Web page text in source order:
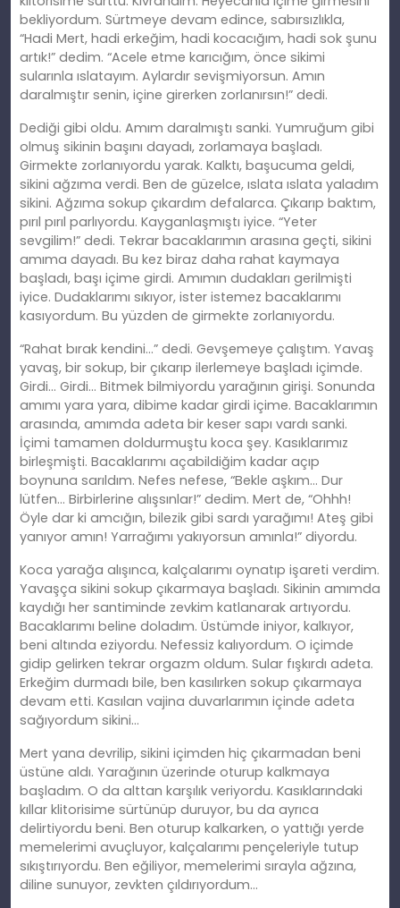
bekliyordum. Sürtmeye devam edince, sabırsızlıkla,
“Hadi Mert, hadi erkeğim, hadi kocacığım, hadi sok şunu
artık!” dedim. “Acele etme karıcığım, önce sikimi
sularınla ıslatayım. Aylardır sevişmiyorsun. Amın
daralmıştır senin, içine girerken zorlanırsın!” dedi.
Dediği gibi oldu. Amım daralmıştı sanki. Yumruğum gibi
olmuş sikinin başını dayadı, zorlamaya başladı.
Girmekte zorlanıyordu yarak. Kalktı, başucuma geldi,
sikini ağzıma verdi. Ben de güzelce, ıslata ıslata yaladım
sikini. Ağzıma sokup çıkardım defalarca. Çıkarıp baktım,
pırıl pırıl parlıyordu. Kayganlaşmıştı iyice. “Yeter
sevgilim!” dedi. Tekrar bacaklarımın arasına geçti, sikini
amıma dayadı. Bu kez biraz daha rahat kaymaya
başladı, başı içime girdi. Amımın dudakları gerilmişti
iyice. Dudaklarımı sıkıyor, ister istemez bacaklarımı
kasıyordum. Bu yüzden de girmekte zorlanıyordu.
“Rahat bırak kendini…” dedi. Gevşemeye çalıştım. Yavaş
yavaş, bir sokup, bir çıkarıp ilerlemeye başladı içimde.
Girdi… Girdi… Bitmek bilmiyordu yarağının girişi. Sonunda
amımı yara yara, dibime kadar girdi içime. Bacaklarımın
arasında, amımda adeta bir keser sapı vardı sanki.
İçimi tamamen doldurmuştu koca şey. Kasıklarımız
birleşmişti. Bacaklarımı açabildiğim kadar açıp
boynuna sarıldım. Nefes nefese, “Bekle aşkım… Dur
lütfen… Birbirlerine alışsınlar!” dedim. Mert de, “Ohhh!
Öyle dar ki amcığın, bilezik gibi sardı yarağımı! Ateş gibi
yanıyor amın! Yarrağımı yakıyorsun amınla!” diyordu.
Koca yarağa alışınca, kalçalarımı oynatıp işareti verdim.
Yavaşça sikini sokup çıkarmaya başladı. Sikinin amımda
kaydığı her santiminde zevkim katlanarak artıyordu.
Bacaklarımı beline doladım. Üstümde iniyor, kalkıyor,
beni altında eziyordu. Nefessiz kalıyordum. O içimde
gidip gelirken tekrar orgazm oldum. Sular fışkırdı adeta.
Erkeğim durmadı bile, ben kasılırken sokup çıkarmaya
devam etti. Kasılan vajina duvarlarımın içinde adeta
sağıyordum sikini…
Mert yana devrilip, sikini içimden hiç çıkarmadan beni
üstüne aldı. Yarağının üzerinde oturup kalkmaya
başladım. O da alttan karşılık veriyordu. Kasıklarındaki
kıllar klitorisime sürtünüp duruyor, bu da ayrıca
delirtiyordu beni. Ben oturup kalkarken, o yattığı yerde
memelerimi avuçluyor, kalçalarımı pençeleriyle tutup
sıkıştırıyordu. Ben eğiliyor, memelerimi sırayla ağzına,
diline sunuyor, zevkten çıldırıyordum…